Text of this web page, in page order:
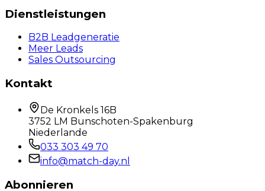
Dienstleistungen
B2B Leadgeneratie
Meer Leads
Sales Outsourcing
Kontakt
De Kronkels 16B
3752 LM Bunschoten-Spakenburg
Niederlande
033 303 49 70
info@match-day.nl
Abonnieren